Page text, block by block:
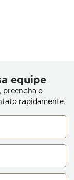
equipe
preencha o
rapidamente.